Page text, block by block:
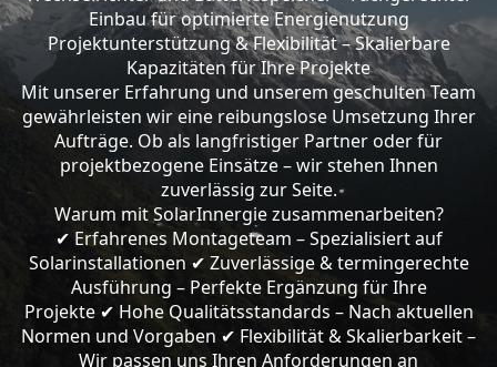
Einbau für optimierte Energienutzung
Projektunterstützung & Flexibilität – Skalierbare
Kapazitäten für Ihre Projekte
Mit unserer Erfahrung und unserem geschulten Team
gewährleisten wir eine reibungslose Umsetzung Ihrer
Aufträge. Ob als langfristiger Partner oder für
projektbezogene Einsätze – wir stehen Ihnen
zuverlässig zur Seite.
Warum mit SolarInnergie zusammenarbeiten?
✔ Erfahrenes Montageteam – Spezialisiert auf
Solarinstallationen ✔ Zuverlässige & termingerechte
Ausführung – Perfekte Ergänzung für Ihre
Projekte ✔ Hohe Qualitätsstandards – Nach aktuellen
Normen und Vorgaben ✔ Flexibilität & Skalierbarkeit –
Wir passen uns Ihren Anforderungen an